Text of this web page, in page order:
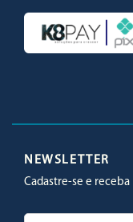
NEWSLETTER
Cadastre-se e